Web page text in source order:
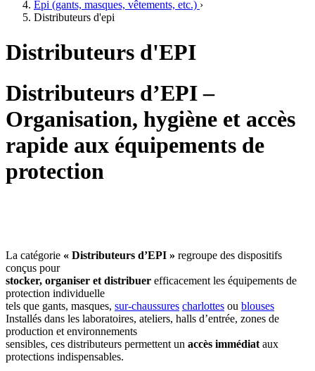
Epi (gants, masques, vêtements, etc.) ›
Distributeurs d'epi
Distributeurs d'EPI
Distributeurs d’EPI –
Organisation, hygiène et accès
rapide aux équipements de
protection
La catégorie « Distributeurs d’EPI » regroupe des dispositifs
conçus pour
stocker, organiser et distribuer efficacement les équipements de
protection individuelle
tels que gants, masques, sur-chaussures charlottes ou blouses
Installés dans les laboratoires, ateliers, halls d’entrée, zones de
production et environnements
sensibles, ces distributeurs permettent un accès immédiat aux
protections indispensables.